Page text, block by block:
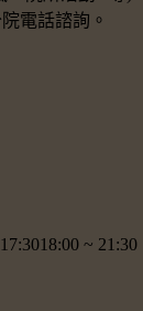
電話諮詢。
17:3018:00 ~ 21:30